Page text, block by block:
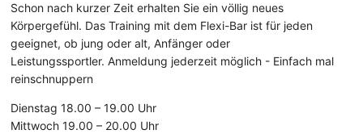
Schon nach kurzer Zeit erhalten Sie ein völlig neues
Körpergefühl. Das Training mit dem Flexi-Bar ist für jeden
geeignet, ob jung oder alt, Anfänger oder
Leistungssportler. Anmeldung jederzeit möglich - Einfach mal
reinschnuppern
Dienstag 18.00 – 19.00 Uhr
Mittwoch 19.00 – 20.00 Uhr